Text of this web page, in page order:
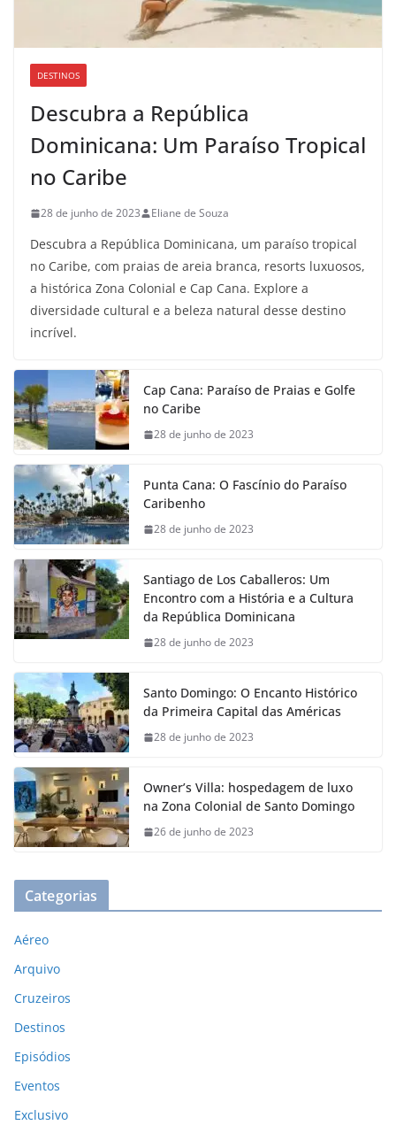
DESTINOS
Descubra a República
Dominicana: Um Paraíso Tropical
no Caribe
28 de junho de 2023 Eliane de Souza
Descubra a República Dominicana, um paraíso tropical
no Caribe, com praias de areia branca, resorts luxuosos,
a histórica Zona Colonial e Cap Cana. Explore a
diversidade cultural e a beleza natural desse destino
incrível.
Cap Cana: Paraíso de Praias e Golfe
no Caribe
28 de junho de 2023
Punta Cana: O Fascínio do Paraíso
Caribenho
28 de junho de 2023
Santiago de Los Caballeros: Um
Encontro com a História e a Cultura
da República Dominicana
28 de junho de 2023
Santo Domingo: O Encanto Histórico
da Primeira Capital das Américas
28 de junho de 2023
Owner’s Villa: hospedagem de luxo
na Zona Colonial de Santo Domingo
26 de junho de 2023
Categorias
Aéreo
Arquivo
Cruzeiros
Destinos
Episódios
Eventos
Exclusivo